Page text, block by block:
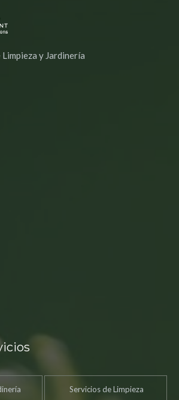
y Jardinería
Servicios de Limpieza